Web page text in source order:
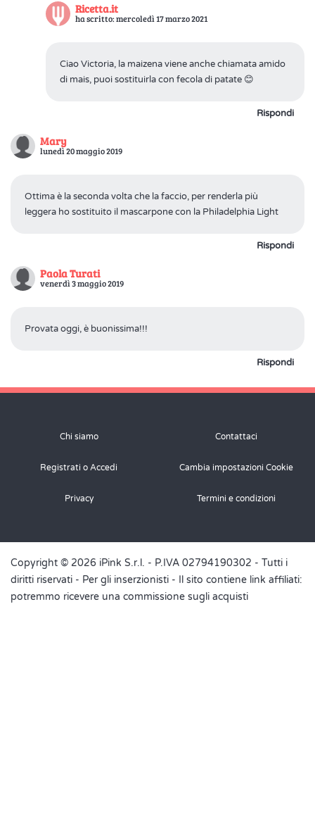
Ricetta.it
ha scritto: mercoledì 17 marzo 2021
Ciao Victoria, la maizena viene anche chiamata amido
di mais, puoi sostituirla con fecola di patate 😊
Rispondi
Mary
lunedì 20 maggio 2019
Ottima è la seconda volta che la faccio, per renderla più
leggera ho sostituito il mascarpone con la Philadelphia Light
Rispondi
Paola Turati
venerdì 3 maggio 2019
Provata oggi, è buonissima!!!
Rispondi
Chi siamo Contattaci
Registrati o Accedi Cambia impostazioni Cookie
Privacy Termini e condizioni
Copyright © 2026 iPink S.r.l. - P.IVA 02794190302 - Tutti i
diritti riservati - Per gli inserzionisti - Il sito contiene link affiliati:
potremmo ricevere una commissione sugli acquisti